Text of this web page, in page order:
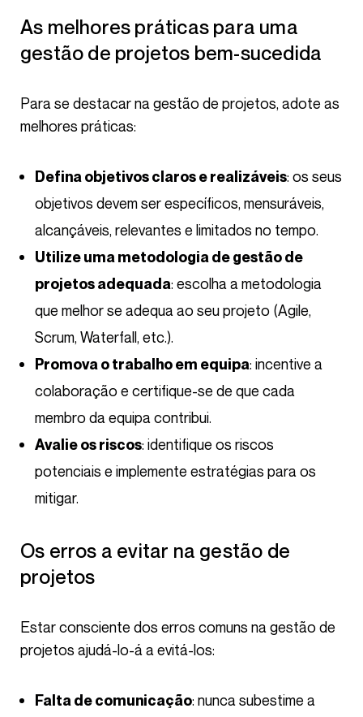
As melhores práticas para uma
gestão de projetos bem-sucedida
Para se destacar na gestão de projetos, adote as
melhores práticas:
Defina objetivos claros e realizáveis: os seus
objetivos devem ser específicos, mensuráveis,
alcançáveis, relevantes e limitados no tempo.
Utilize uma metodologia de gestão de
projetos adequada: escolha a metodologia
que melhor se adequa ao seu projeto (Agile,
Scrum, Waterfall, etc.).
Promova o trabalho em equipa: incentive a
colaboração e certifique-se de que cada
membro da equipa contribui.
Avalie os riscos: identifique os riscos
potenciais e implemente estratégias para os
mitigar.
Os erros a evitar na gestão de
projetos
Estar consciente dos erros comuns na gestão de
projetos ajudá-lo-á a evitá-los:
Falta de comunicação: nunca subestime a